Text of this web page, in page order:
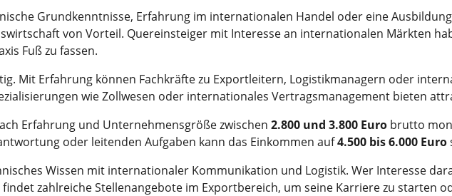
Grundkenntnisse, Erfahrung im internationalen Handel oder eine
von Vorteil. Quereinsteiger mit Interesse an internationalen Märkten
Fuß zu fassen.
Mit Erfahrung können Fachkräfte zu Exportleitern, Logistikmanagern oder
wie Zollwesen oder internationales Vertragsmanagement bieten
Erfahrung und Unternehmensgröße zwischen 2.800 und 3.800 Euro brutto
oder leitenden Aufgaben kann das Einkommen auf4.500 bis 6.000 Euro
Wissen mit internationaler Kommunikation und Logistik. Wer Interesse
zahlreiche Stellenangebote im Exportbereich, um seine Karriere zu starten